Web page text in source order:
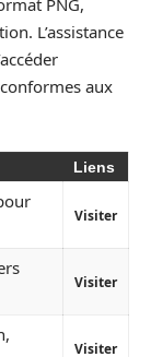
L’assistance
aux
Liens
Visiter
Visiter
Visiter